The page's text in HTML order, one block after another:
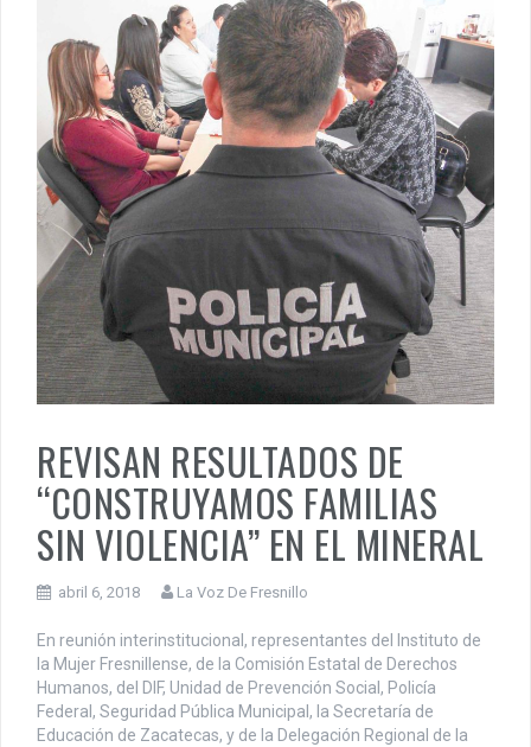
REVISAN RESULTADOS DE
“CONSTRUYAMOS FAMILIAS
SIN VIOLENCIA” EN EL MINERAL
abril 6, 2018 La Voz De Fresnillo
En reunión interinstitucional, representantes del Instituto de
la Mujer Fresnillense, de la Comisión Estatal de Derechos
Humanos, del DIF, Unidad de Prevención Social, Policía
Federal, Seguridad Pública Municipal, la Secretaría de
Educación de Zacatecas, y de la Delegación Regional de la